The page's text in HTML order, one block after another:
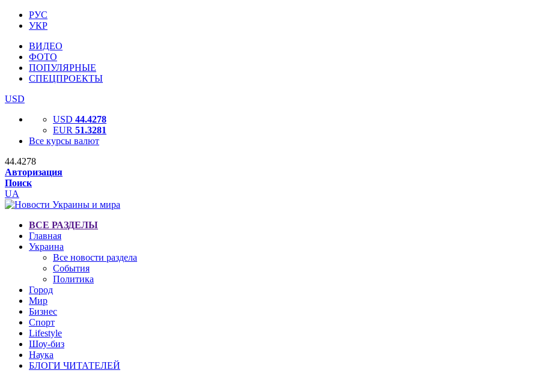
РУС
УКР
ВИДЕО
ФОТО
ПОПУЛЯРНЫЕ
СПЕЦПРОЕКТЫ
USD
USD 44.4278
EUR 51.3281
Все курсы валют
44.4278
Авторизация
Поиск
UA
ВСЕ РАЗДЕЛЫ
Главная
Украина
Все новости раздела
События
Политика
Город
Мир
Бизнес
Спорт
Lifestyle
Шоу-биз
Наука
БЛОГИ ЧИТАТЕЛЕЙ